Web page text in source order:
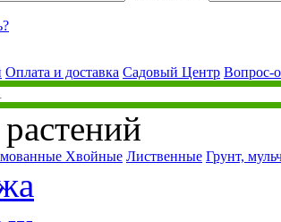
Оплата и доставка Садовый Центр Вопрос-
Хвойные Лиственные Грунт,